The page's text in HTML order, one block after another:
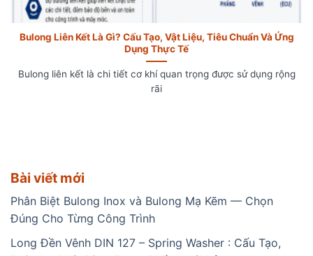
Bài viết mới
Phân Biệt Bulong Inox và Bulong Mạ Kẽm — Chọn
Đúng Cho Từng Công Trình
Long Đền Vênh DIN 127 – Spring Washer : Cấu Tạo,
Bulong Liên Kết Là Gì? Cấu Tạo, Vật Liệu, Tiêu Chuẩn Và Ứng
Dụng Thực Tế
Bulong liên kết là chi tiết cơ khí quan trọng được sử dụng rộng
rãi